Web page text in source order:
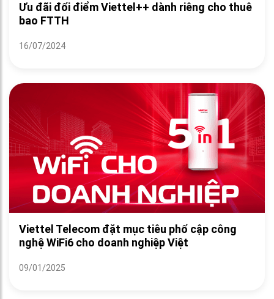
Ưu đãi đổi điểm Viettel++ dành riêng cho thuê
bao FTTH
16/07/2024
Viettel Telecom đặt mục tiêu phổ cập công
nghệ WiFi6 cho doanh nghiệp Việt
09/01/2025